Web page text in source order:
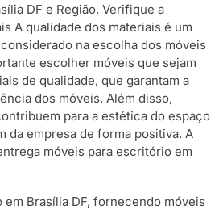
DF e Região. Verifique a
A qualidade dos materiais é um
na escolha dos móveis
escolher móveis que sejam
de qualidade, que garantam a
dos móveis. Além disso,
para a estética do espaço
da empresa de forma positiva. A
móveis para escritório em
Brasília DF, fornecendo móveis